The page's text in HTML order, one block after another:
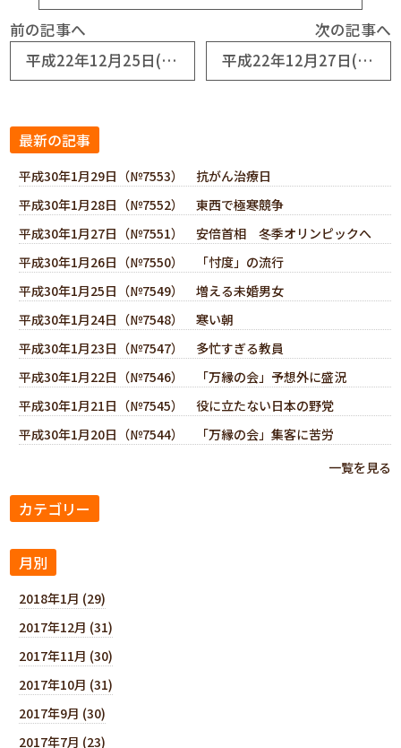
前の記事へ
平成22年12月25日(No5119) 木枯らしが厳しい山陰路
次の記事へ
平成22年12月27日(No5121) 区切りのない生活を反省
最新の記事
平成30年1月29日（№7553） 抗がん治療日
平成30年1月28日（№7552） 東西で極寒競争
平成30年1月27日（№7551） 安倍首相 冬季オリンピックへ
平成30年1月26日（№7550） 「忖度」の流行
平成30年1月25日（№7549） 増える未婚男女
平成30年1月24日（№7548） 寒い朝
平成30年1月23日（№7547） 多忙すぎる教員
平成30年1月22日（№7546） 「万縁の会」予想外に盛況
平成30年1月21日（№7545） 役に立たない日本の野党
平成30年1月20日（№7544） 「万縁の会」集客に苦労
一覧を見る
カテゴリー
月別
2018年1月 (29)
2017年12月 (31)
2017年11月 (30)
2017年10月 (31)
2017年9月 (30)
2017年7月 (23)